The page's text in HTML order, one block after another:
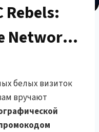
Rebels:
Network
Ads
белых визиток
вручают